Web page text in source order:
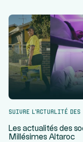
Suivre l’actualité
Les actualités des
Millésimes Altaroc